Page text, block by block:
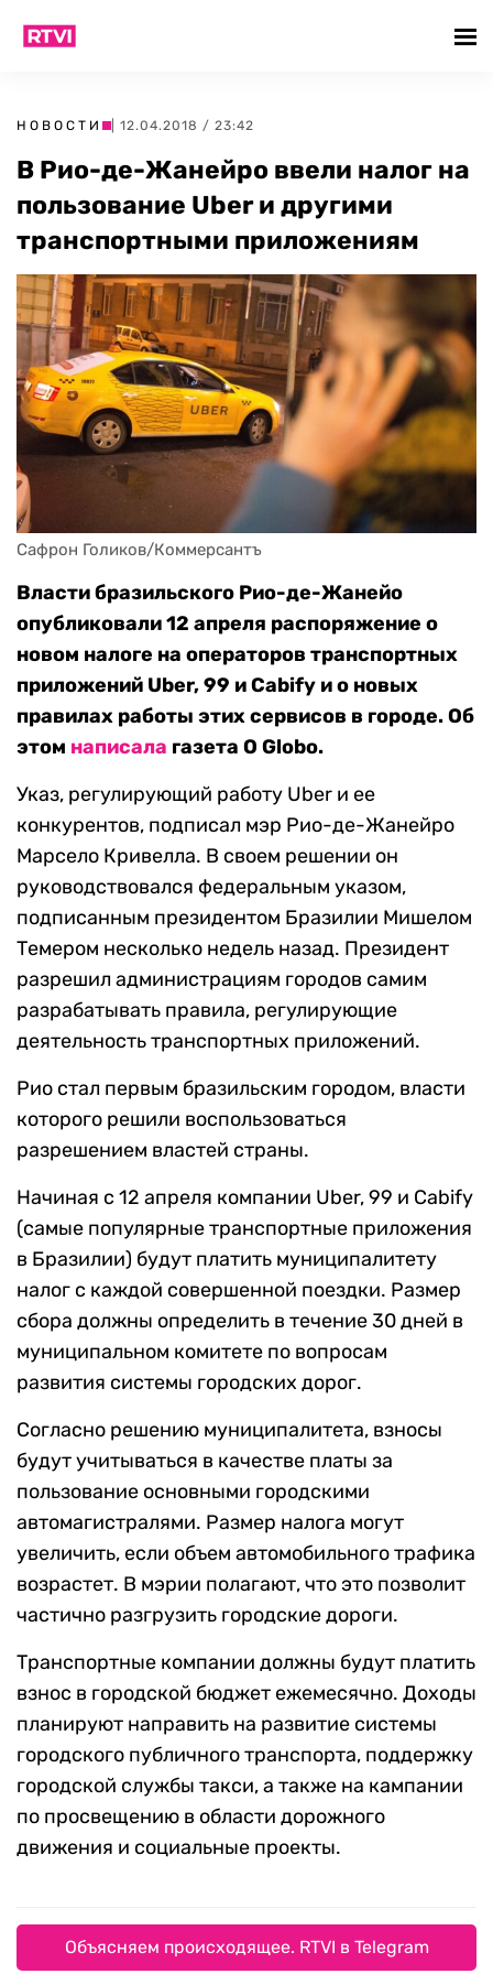
НОВОСТИ | 12.04.2018 / 23:42
В Рио-де-Жанейро ввели налог на
пользование Uber и другими
транспортными приложениям
Сафрон Голиков/Коммерсантъ
Власти бразильского Рио-де-Жанейо
опубликовали 12 апреля распоряжение о
новом налоге на операторов транспортных
приложений Uber, 99 и Cabify и о новых
правилах работы этих сервисов в городе. Об
этом написала газета O Globo.
Указ, регулирующий работу Uber и ее
конкурентов, подписал мэр Рио-де-Жанейро
Марсело Кривелла. В своем решении он
руководствовался федеральным указом,
подписанным президентом Бразилии Мишелом
Темером несколько недель назад. Президент
разрешил администрациям городов самим
разрабатывать правила, регулирующие
деятельность транспортных приложений.
Рио стал первым бразильским городом, власти
которого решили воспользоваться
разрешением властей страны.
Начиная с 12 апреля компании Uber, 99 и Cabify
(самые популярные транспортные приложения
в Бразилии) будут платить муниципалитету
налог с каждой совершенной поездки. Размер
сбора должны определить в течение 30 дней в
муниципальном комитете по вопросам
развития системы городских дорог.
Согласно решению муниципалитета, взносы
будут учитываться в качестве платы за
пользование основными городскими
автомагистралями. Размер налога могут
увеличить, если объем автомобильного трафика
возрастет. В мэрии полагают, что это позволит
частично разгрузить городские дороги.
Транспортные компании должны будут платить
взнос в городской бюджет ежемесячно. Доходы
планируют направить на развитие системы
городского публичного транспорта, поддержку
городской службы такси, а также на кампании
по просвещению в области дорожного
движения и социальные проекты.
Объясняем происходящее. RTVI в Telegram